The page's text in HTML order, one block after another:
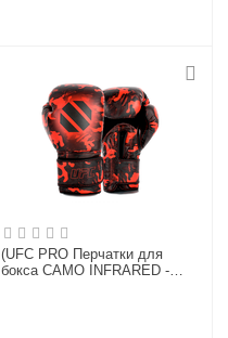
(UFC PRO Перчатки для
бокса CAMO INFRARED -